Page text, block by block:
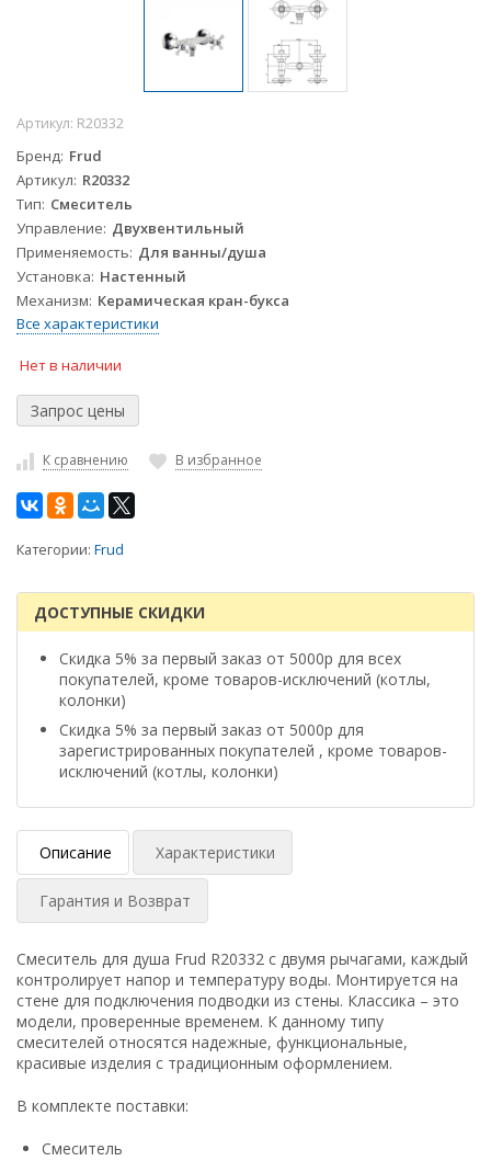
Артикул: R20332
Бренд Frud
Артикул R20332
Тип Смеситель
Управление Двухвентильный
Применяемость Для ванны/душа
Установка Настенный
Механизм Керамическая кран-букса
Все характеристики
Нет в наличии
К сравнению В избранное
Категории: Frud
ДОСТУПНЫЕ СКИДКИ
Скидка 5% за первый заказ от 5000р для всех
покупателей, кроме товаров-исключений (котлы,
колонки)
Скидка 5% за первый заказ от 5000р для
зарегистрированных покупателей , кроме товаров-
исключений (котлы, колонки)
Описание Характеристики
Гарантия и Возврат
Смеситель для душа Frud R20332 с двумя рычагами, каждый
контролирует напор и температуру воды. Монтируется на
стене для подключения подводки из стены. Классика – это
модели, проверенные временем. К данному типу
смесителей относятся надежные, функциональные,
красивые изделия с традиционным оформлением.
В комплекте поставки:
Смеситель